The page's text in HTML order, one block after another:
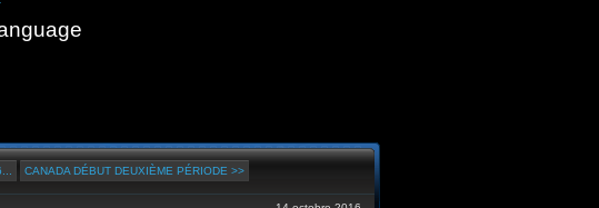
CANADA DÉBUT DEUXIÈME PÉRIODE >>